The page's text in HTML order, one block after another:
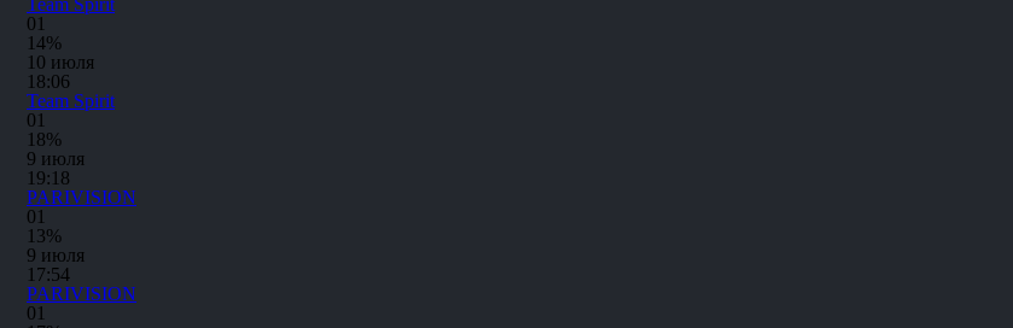
Team Spirit
01
14%
10 июля
18:06
Team Spirit
01
18%
9 июля
19:18
PARIVISION
01
13%
9 июля
17:54
PARIVISION
01